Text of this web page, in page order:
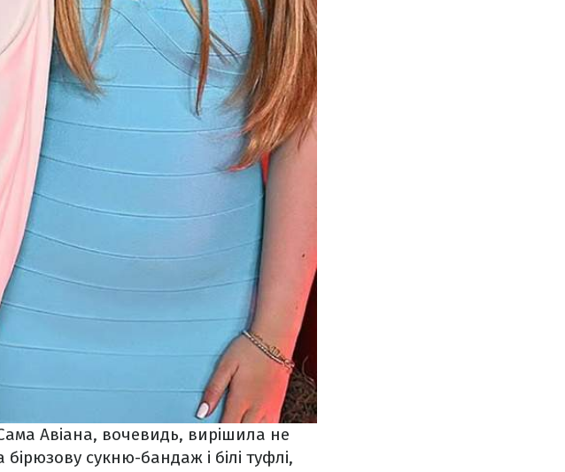
Авіана, вочевидь, вирішила не
сукню-бандаж і білі туфлі,